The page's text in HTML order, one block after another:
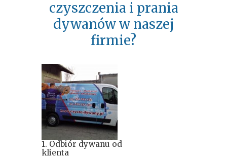
czyszczenia i prania
dywanów w naszej
firmie?
1. Odbiór dywanu od
klienta